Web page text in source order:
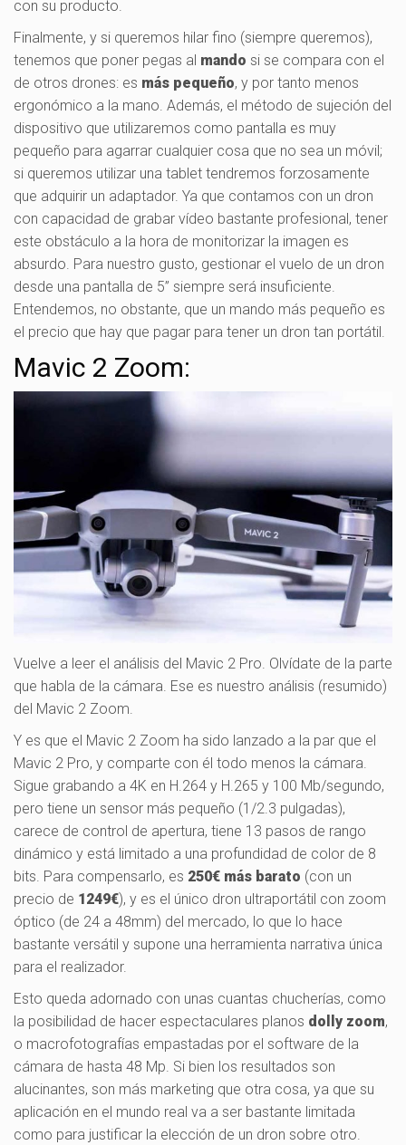
con su producto.
Finalmente, y si queremos hilar fino (siempre queremos),
tenemos que poner pegas al mando si se compara con el
de otros drones: es más pequeño, y por tanto menos
ergonómico a la mano. Además, el método de sujeción del
dispositivo que utilizaremos como pantalla es muy
pequeño para agarrar cualquier cosa que no sea un móvil;
si queremos utilizar una tablet tendremos forzosamente
que adquirir un adaptador. Ya que contamos con un dron
con capacidad de grabar vídeo bastante profesional, tener
este obstáculo a la hora de monitorizar la imagen es
absurdo. Para nuestro gusto, gestionar el vuelo de un dron
desde una pantalla de 5” siempre será insuficiente.
Entendemos, no obstante, que un mando más pequeño es
el precio que hay que pagar para tener un dron tan portátil.
Mavic 2 Zoom:
Vuelve a leer el análisis del Mavic 2 Pro. Olvídate de la parte
que habla de la cámara. Ese es nuestro análisis (resumido)
del Mavic 2 Zoom.
Y es que el Mavic 2 Zoom ha sido lanzado a la par que el
Mavic 2 Pro, y comparte con él todo menos la cámara.
Sigue grabando a 4K en H.264 y H.265 y 100 Mb/segundo,
pero tiene un sensor más pequeño (1/2.3 pulgadas),
carece de control de apertura, tiene 13 pasos de rango
dinámico y está limitado a una profundidad de color de 8
bits. Para compensarlo, es 250€ más barato (con un
precio de 1249€), y es el único dron ultraportátil con zoom
óptico (de 24 a 48mm) del mercado, lo que lo hace
bastante versátil y supone una herramienta narrativa única
para el realizador.
Esto queda adornado con unas cuantas chucherías, como
la posibilidad de hacer espectaculares planos dolly zoom,
o macrofotografías empastadas por el software de la
cámara de hasta 48 Mp. Si bien los resultados son
alucinantes, son más marketing que otra cosa, ya que su
aplicación en el mundo real va a ser bastante limitada
como para justificar la elección de un dron sobre otro.